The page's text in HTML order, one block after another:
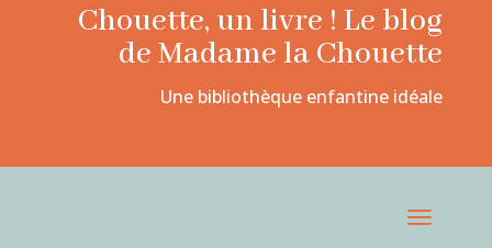
Chouette, un livre ! Le blog
de Madame la Chouette
Une bibliothèque enfantine idéale